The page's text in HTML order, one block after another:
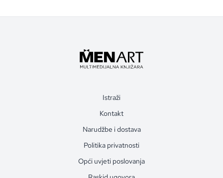
Istraži
Kontakt
Narudžbe i dostava
Politika privatnosti
Opći uvjeti poslovanja